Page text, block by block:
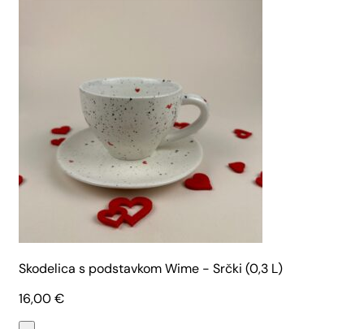
Skodelica s podstavkom Wime - Srčki (0,3 L)
16,00€